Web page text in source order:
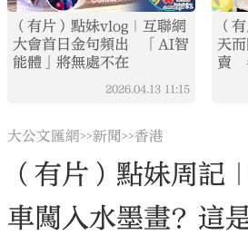
（有片）點妹vlog｜互聯網
大會首日金句頻出 「AI智
能體」將無處不在
2026.04.13 11:15
（
天
賣
大公文匯網>>新聞>>香港
（有片）點妹周記
車闖入水墨畫？這